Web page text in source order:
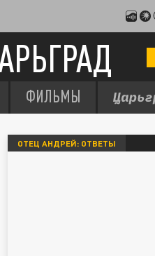
ФИЛЬМЫ
ОТЕЦ АНДРЕЙ: ОТВЕТЫ